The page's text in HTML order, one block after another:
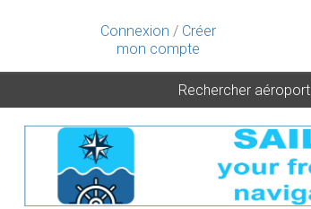
Connexion / Créer
mon compte
Rechercher aéroport